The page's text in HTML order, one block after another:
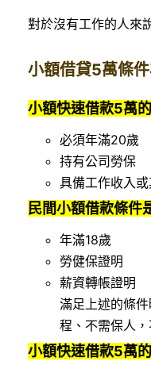
對於沒有工作的人來
小額借貸5萬條
小額快速借款5萬
必須年滿20歲
持有公司勞保
具備工作收入
民間小額借款條件
年滿18歲
勞健保證明
薪資轉帳證明
滿足上述的條
程、不需保人
小額快速借款5萬